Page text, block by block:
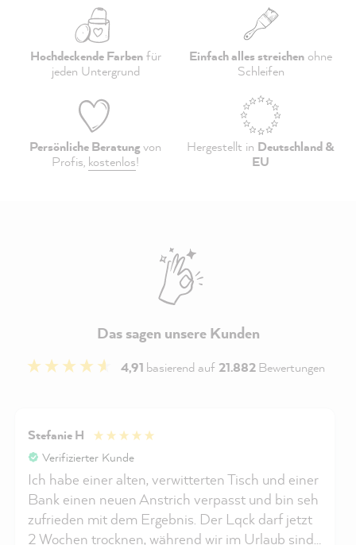
Hochdeckende Farbenfür
jeden Untergrund
Einfach alles streichen ohne
Schleifen
Persönliche Beratungvon
Profis, kostenlos!
Hergestellt in Deutschland &
EU
Das sagen unsere Kunden
4,91 basierend auf 21.882Bewertungen
Stefanie H
Verifizierter Kunde
Ich habe einer alten, verwitterten Tisch und einer
Bank einen neuen Anstrich verpasst und bin seh
zufrieden mit dem Ergebnis. Der Lqck darf jetzt
2 Wochen trocknen, während wir im Urlaub sind.